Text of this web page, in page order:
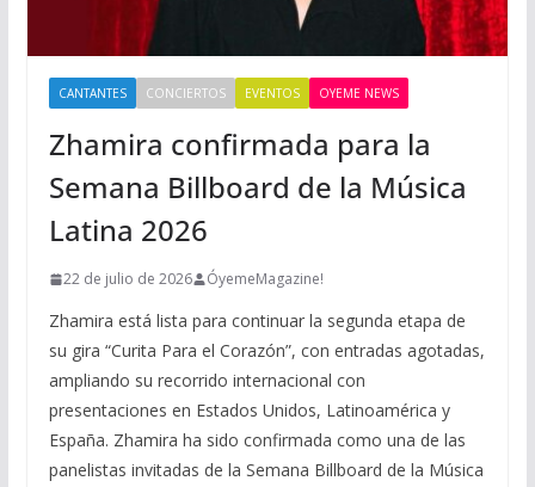
CANTANTES CONCIERTOS EVENTOS OYEME NEWS
Zhamira confirmada para la
Semana Billboard de la Música
Latina 2026
22 de julio de 2026 ÓyemeMagazine!
Zhamira está lista para continuar la segunda etapa de
su gira “Curita Para el Corazón”, con entradas agotadas,
ampliando su recorrido internacional con
presentaciones en Estados Unidos, Latinoamérica y
España. Zhamira ha sido confirmada como una de las
panelistas invitadas de la Semana Billboard de la Música